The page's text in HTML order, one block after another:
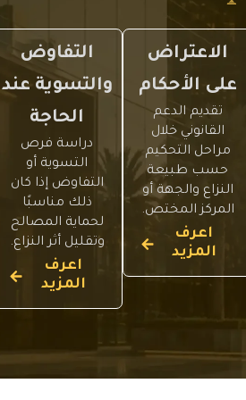
الاعتراض
على الأحكام
تقديم الدعم
القانوني خلال
مراحل التحكيم
حسب طبيعة
النزاع والجهة أو
المركز المختص.
اعرف
المزيد
التفاوض
والتسوية عند
الحاجة
دراسة فرص
التسوية أو
التفاوض إذا كان
ذلك مناسبًا
لحماية المصالح
وتقليل أثر النزاع.
اعرف
المزيد